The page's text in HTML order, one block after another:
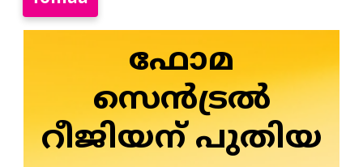
ഫോമ
സെന്‍ട്രല്‍
റീജിയന് പുതിയ